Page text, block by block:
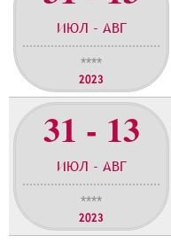
ИЮЛ - АВГ
****
2023
31 - 13
ИЮЛ - АВГ
****
2023